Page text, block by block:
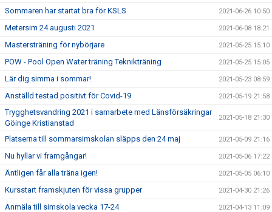
Sommaren har startat bra för KSLS 2021-06-26 10:50
Metersim 24 augusti 2021 2021-06-08 18:21
Mastersträning för nybörjare 2021-05-25 15:10
POW - Pool Open Water träning Teknikträning 2021-05-25 15:05
Lär dig simma i sommar! 2021-05-23 08:59
Anställd testad positivt för Covid-19 2021-05-19 21:58
Trygghetsvandring 2021 i samarbete med Länsförsäkringar
Göinge Kristianstad
2021-05-18 21:30
Platserna till sommarsimskolan släpps den 24 maj 2021-05-09 21:16
Nu hyllar vi framgångar! 2021-05-06 17:22
Äntligen får alla träna igen! 2021-05-05 06:10
Kursstart framskjuten för vissa grupper 2021-04-30 21:26
Anmäla till simskola vecka 17-24 2021-04-13 11:09